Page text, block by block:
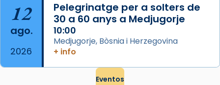
12
ago.
2026
Pelegrinatge per a solters de
30 a 60 anys a Medjugorje
10:00
Medjugorje, Bòsnia i Herzegovina
+ info
Eventos